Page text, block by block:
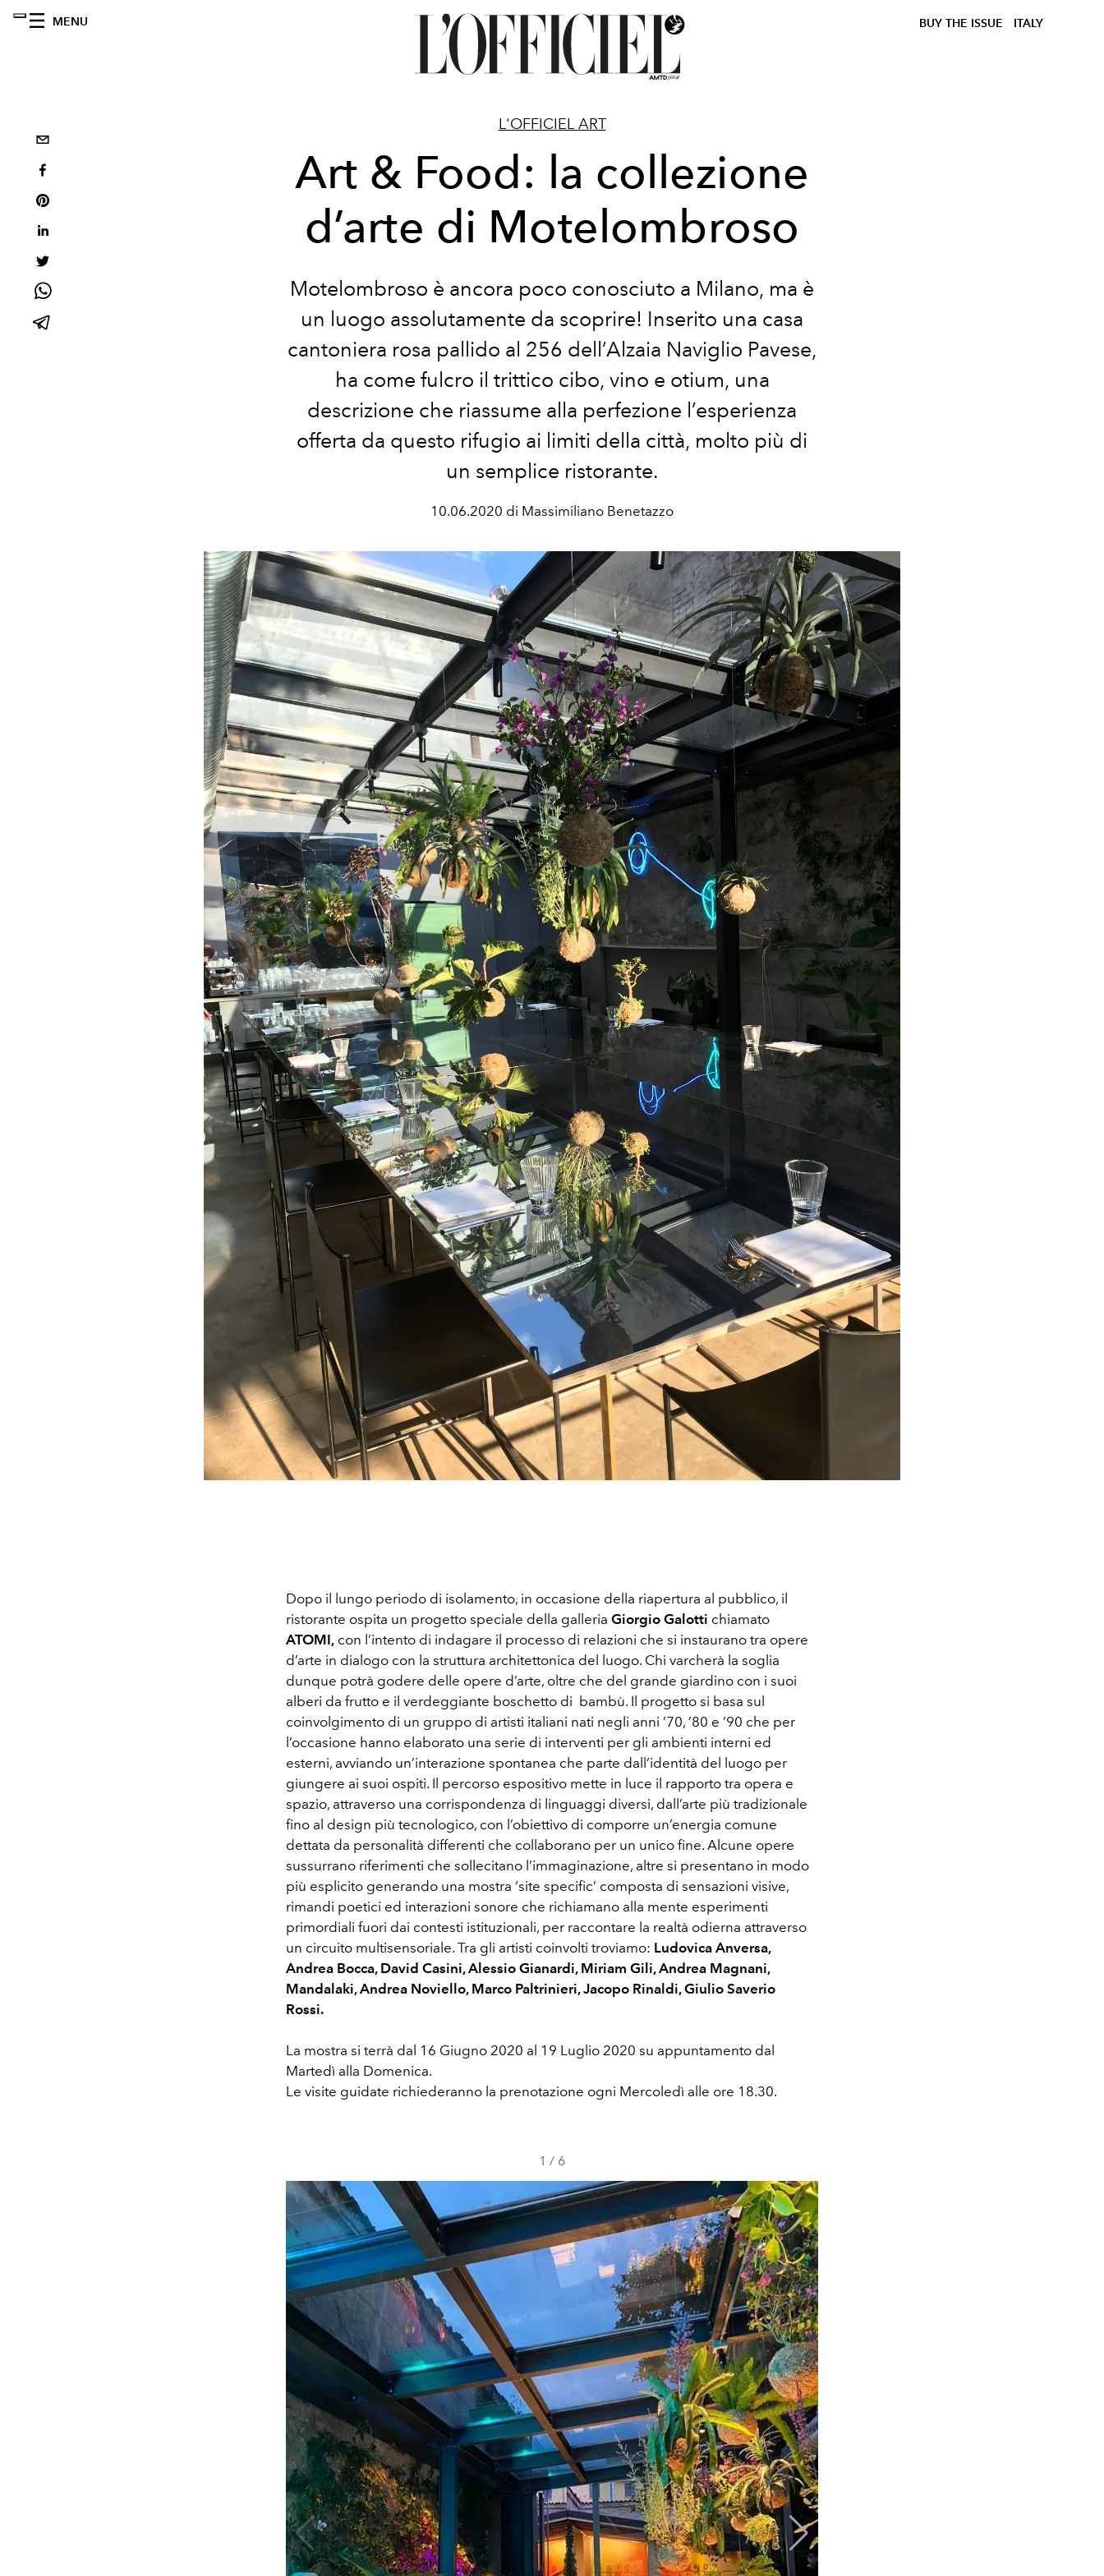
MENU BUY THE ISSUE ITALY
L'OFFICIEL ART
Art & Food: la collezione
d’arte di Motelombroso
Motelombroso è ancora poco conosciuto a Milano, ma è
un luogo assolutamente da scoprire! Inserito una casa
cantoniera rosa pallido al 256 dell’Alzaia Naviglio Pavese,
ha come fulcro il trittico cibo, vino e otium, una
descrizione che riassume alla perfezione l’esperienza
offerta da questo rifugio ai limiti della città, molto più di
un semplice ristorante.
10.06.2020 di Massimiliano Benetazzo
Dopo il lungo periodo di isolamento, in occasione della riapertura al pubblico, il
ristorante ospita un progetto speciale della galleria Giorgio Galotti chiamato
ATOMI, con l’intento di indagare il processo di relazioni che si instaurano tra opere
d’arte in dialogo con la struttura architettonica del luogo. Chi varcherà la soglia
dunque potrà godere delle opere d’arte, oltre che del grande giardino con i suoi
alberi da frutto e il verdeggiante boschetto di bambù. Il progetto si basa sul
coinvolgimento di un gruppo di artisti italiani nati negli anni ’70, ’80 e ’90 che per
l’occasione hanno elaborato una serie di interventi per gli ambienti interni ed
esterni, avviando un’interazione spontanea che parte dall’identità del luogo per
giungere ai suoi ospiti. Il percorso espositivo mette in luce il rapporto tra opera e
spazio, attraverso una corrispondenza di linguaggi diversi, dall’arte più tradizionale
fino al design più tecnologico, con l’obiettivo di comporre un’energia comune
dettata da personalità differenti che collaborano per un unico fine. Alcune opere
sussurrano riferimenti che sollecitano l’immaginazione, altre si presentano in modo
più esplicito generando una mostra ‘site specific’ composta di sensazioni visive,
rimandi poetici ed interazioni sonore che richiamano alla mente esperimenti
primordiali fuori dai contesti istituzionali, per raccontare la realtà odierna attraverso
un circuito multisensoriale. Tra gli artisti coinvolti troviamo: Ludovica Anversa,
Andrea Bocca, David Casini, Alessio Gianardi, Miriam Gili, Andrea Magnani,
Mandalaki, Andrea Noviello, Marco Paltrinieri, Jacopo Rinaldi, Giulio Saverio
Rossi.
La mostra si terrà dal 16 Giugno 2020 al 19 Luglio 2020 su appuntamento dal
Martedì alla Domenica.
Le visite guidate richiederanno la prenotazione ogni Mercoledì alle ore 18.30.
1 / 6